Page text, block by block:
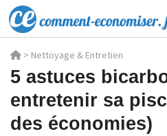
> Nettoyage & Entretien
5 astuces
entretenir sa
des économies)